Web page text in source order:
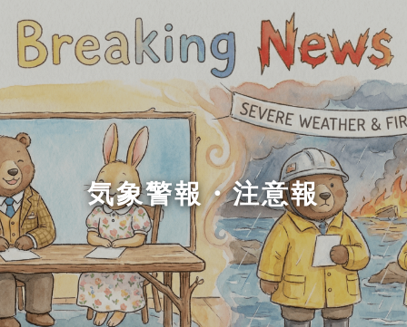
気象警報・注意報